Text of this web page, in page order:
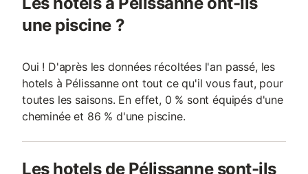
une piscine ?
Oui ! D'après les données récoltées l'an passé, les
hotels à Pélissanne ont tout ce qu'il vous faut, pour
toutes les saisons. En effet, 0 % sont équipés d'une
cheminée et 86 % d'une piscine.
Les hotels de Pélissanne sont-ils